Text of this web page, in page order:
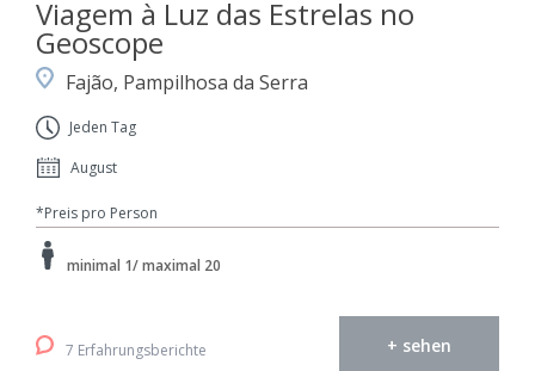
Viagem à Luz das Estrelas no
Geoscope
Fajão, Pampilhosa da Serra
Jeden Tag
August
*Preis pro Person
minimal 1/ maximal 20
7 Erfahrungsberichte + sehen